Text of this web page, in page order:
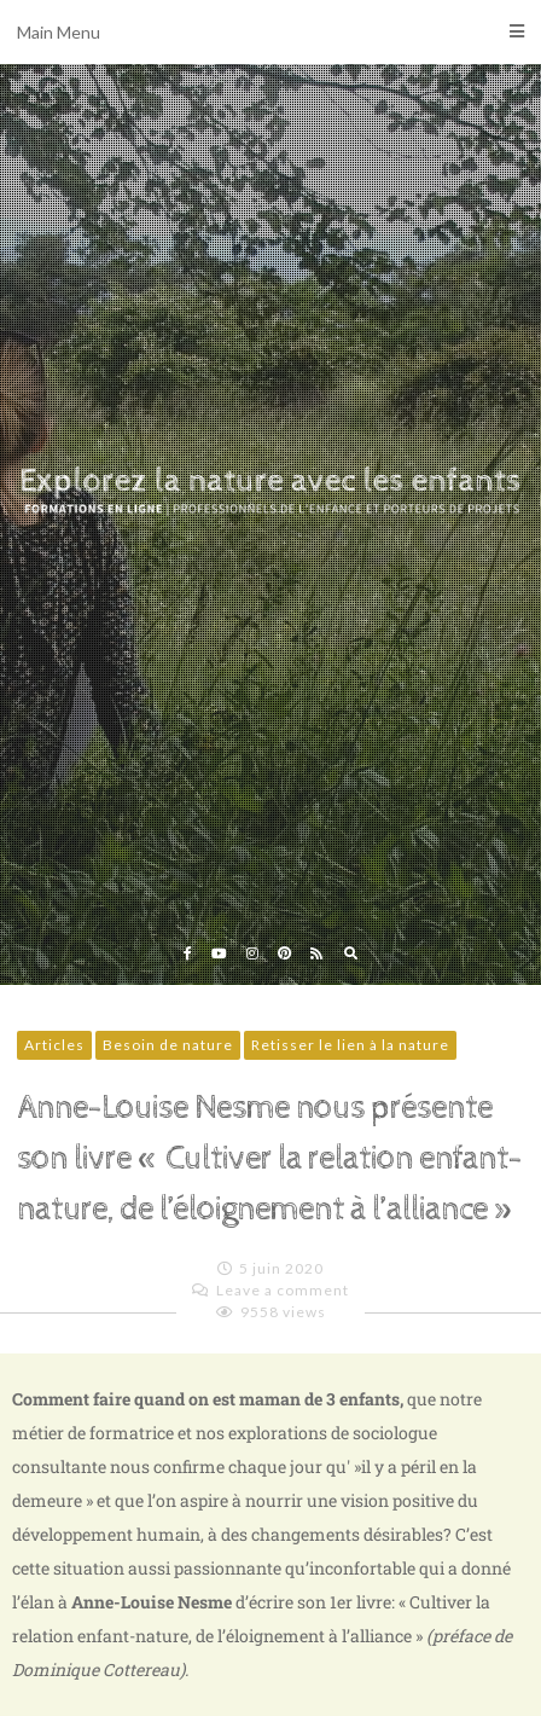
Eveil et Nature
Outils et Formations en ligne pour explorer la nature
avec les enfants
Main Menu
Articles Besoin de nature Retisser le lien à la nature
Anne-Louise Nesme nous présente
son livre « Cultiver la relation enfant-
nature, de l’éloignement à l’alliance »
5 juin 2020
Emilie
Leave a comment
9558 views
Comment faire quand on est maman de 3 enfants,que notre
métier de formatrice et nos explorations de sociologue
consultante nous confirme chaque jour qu' »il y a péril en la
demeure » et que l’on aspire à nourrir une vision positive du
développement humain, à des changements désirables? C’est
cette situation aussi passionnante qu’inconfortable qui a donné
l’élan àAnne-Louise Nesmed’écrire son 1er livre: « Cultiver la
relation enfant-nature, de l’éloignement à l’alliance » (préface de
Dominique Cottereau).